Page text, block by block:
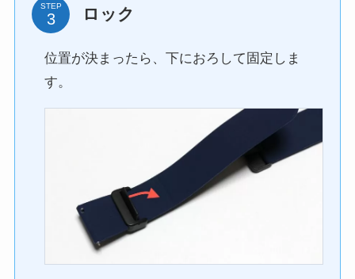
STEP ロック
位置が決まったら、下におろして固定しま
す。